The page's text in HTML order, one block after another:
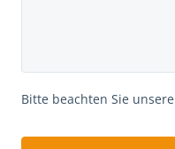
Bitte beachten Sie unsere